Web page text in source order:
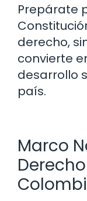
Prepárate
derecho,
convierte
desarrollo
país.
Marco